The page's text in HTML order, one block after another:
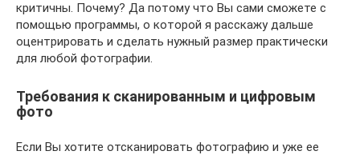
критичны. Почему? Да потому что Вы сами сможете с
помощью программы, о которой я расскажу дальше
оцентрировать и сделать нужный размер практически
для любой фотографии.
Требования к сканированным и цифровым
фото
Если Вы хотите отсканировать фотографию и уже ее